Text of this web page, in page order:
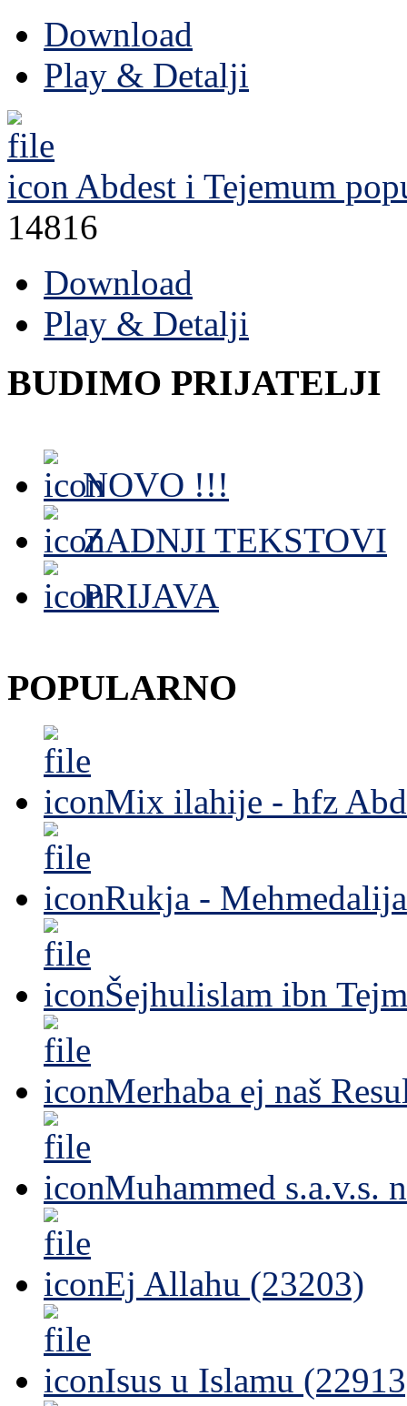
Download
Play & Detalji
Abdest i Tejemum
14816
Download
Play & Detalji
BUDIMO PRIJATELJI
NOVO !!!
ZADNJI TEKSTOVI
PRIJAVA
POPULARNO
Mix ilahije - hfz
Rukja -
Šejhulislam ibn
Merhaba ej naš
Muhammed s.a.v.s.
Ej Allahu (23203)
Isus u Islamu